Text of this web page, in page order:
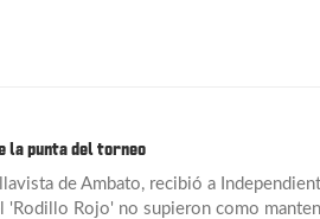
la punta del torneo
de Ambato, recibió a
'Rodillo Rojo' no supieron como